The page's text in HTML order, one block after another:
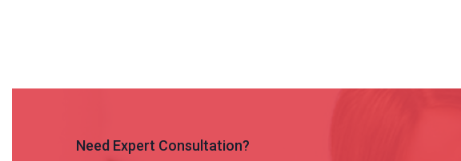
Need Expert Consultation?